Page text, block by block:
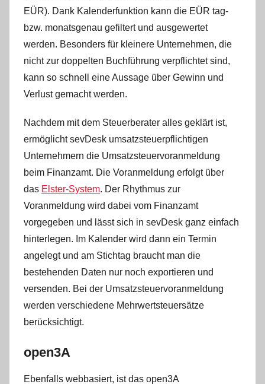
EÜR). Dank Kalenderfunktion kann die EÜR tag-
bzw. monatsgenau gefiltert und ausgewertet
werden. Besonders für kleinere Unternehmen, die
nicht zur doppelten Buchführung verpflichtet sind,
kann so schnell eine Aussage über Gewinn und
Verlust gemacht werden.
Nachdem mit dem Steuerberater alles geklärt ist,
ermöglicht sevDesk umsatzsteuerpflichtigen
Unternehmern die Umsatzsteuervoranmeldung
beim Finanzamt. Die Voranmeldung erfolgt über
das Elster-System. Der Rhythmus zur
Voranmeldung wird dabei vom Finanzamt
vorgegeben und lässt sich in sevDesk ganz einfach
hinterlegen. Im Kalender wird dann ein Termin
angelegt und am Stichtag braucht man die
bestehenden Daten nur noch exportieren und
versenden. Bei der Umsatzsteuervoranmeldung
werden verschiedene Mehrwertsteuersätze
berücksichtigt.
open3A
Ebenfalls webbasiert, ist das open3A